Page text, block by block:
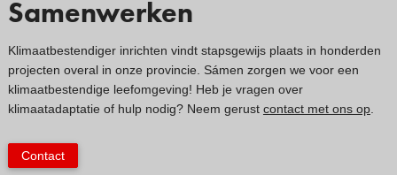
Samenwerken
Klimaatbestendiger inrichten vindt stapsgewijs plaats in honderden
projecten overal in onze provincie. Sámen zorgen we voor een
klimaatbestendige leefomgeving! Heb je vragen over
klimaatadaptatie of hulp nodig? Neem gerust contact met ons op.
Contact